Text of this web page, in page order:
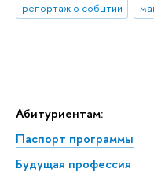
Абитуриентам:
Паспорт программы
Будущая профессия
репортаж о событии